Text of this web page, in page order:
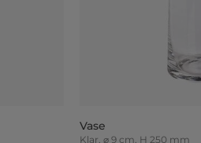
Vase
Klar, ⌀ 9 cm, H 250 mm